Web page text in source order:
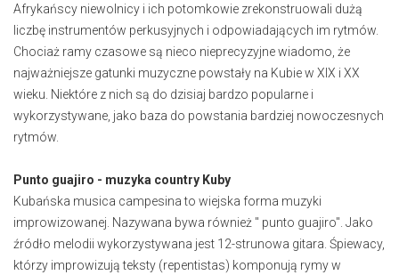
Afrykańscy niewolnicy i ich potomkowie zrekonstruowali dużą
liczbę instrumentów perkusyjnych i odpowiadających im rytmów.
Chociaż ramy czasowe są nieco nieprecyzyjne wiadomo, że
najważniejsze gatunki muzyczne powstały na Kubie w XIX i XX
wieku. Niektóre z nich są do dzisiaj bardzo popularne i
wykorzystywane, jako baza do powstania bardziej nowoczesnych
rytmów.
Punto guajiro - muzyka country Kuby
Kubańska musica campesina to wiejska forma muzyki
improwizowanej. Nazywana bywa również " punto guajiro". Jako
źródło melodii wykorzystywana jest 12-strunowa gitara. Śpiewacy,
którzy improwizują teksty (repentistas) komponują rymy w